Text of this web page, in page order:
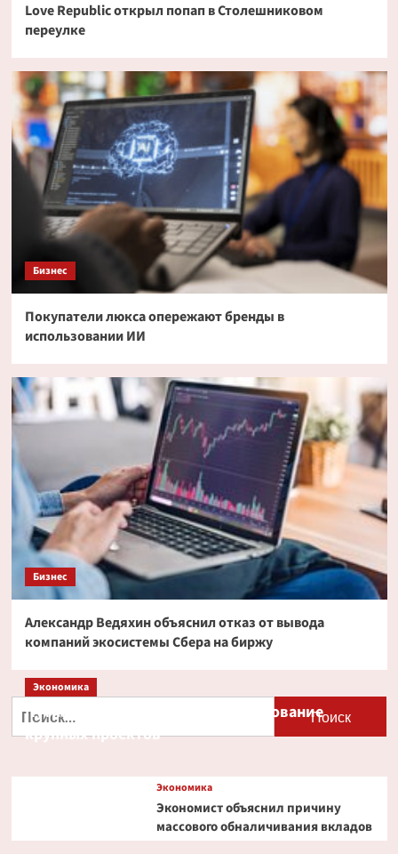
Love Republic открыл попап в Столешниковом
переулке
Бизнес
Покупатели люкса опережают бренды в
использовании ИИ
Бизнес
Александр Ведяхин объяснил отказ от вывода
компаний экосистемы Сбера на биржу
Экономика
Путин и Костин обсудили кредитование
крупных проектов
Экономика
Экономист объяснил причину
массового обналичивания вкладов